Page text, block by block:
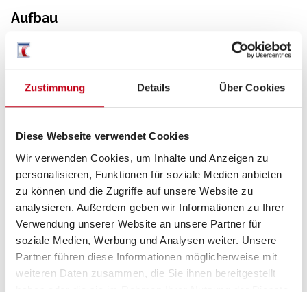
Zustimmung Details Über Cookies
Diese Webseite verwendet Cookies
Wir verwenden Cookies, um Inhalte und Anzeigen zu
personalisieren, Funktionen für soziale Medien anbieten
zu können und die Zugriffe auf unsere Website zu
analysieren. Außerdem geben wir Informationen zu Ihrer
Verwendung unserer Website an unsere Partner für
soziale Medien, Werbung und Analysen weiter. Unsere
Partner führen diese Informationen möglicherweise mit
weiteren Daten zusammen, die Sie ihnen bereitgestellt
haben oder die sie im Rahmen Ihrer Nutzung der Dienste
Aufbau
Markise
Inneneinrichtung
Bettverbreiterung
Heizung / Klima
Klimaanlage
Standheizung Fahrerhaus